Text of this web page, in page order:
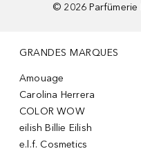
© 2026
GRANDES MARQUES
Amouage
Carolina Herrera
COLOR WOW
eilish Billie Eilish
e.l.f. Cosmetics